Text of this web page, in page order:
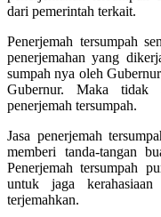
dari pemerintah terkait.
Penerjemah tersumpah
penerjemahan yang
sumpah nya oleh
Gubernur. Maka tidak
penerjemah tersumpah.
Jasa penerjemah
memberi tanda-tangan
Penerjemah tersumpah
untuk jaga
terjemahkan.